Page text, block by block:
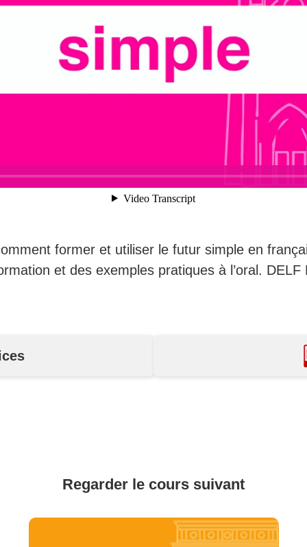
former et utiliser le futur simple en
et des exemples pratiques à l’oral. DELF
Regarder le cours suivant